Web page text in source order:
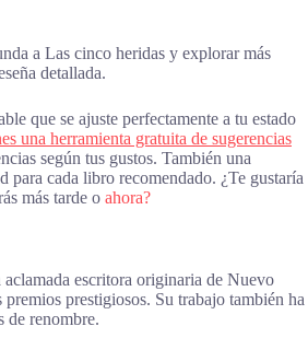
a Las cinco heridas y explorar más
detallada.
que se ajuste perfectamente a tu estado
una herramienta gratuita de sugerencias
según tus gustos. También una
para cada libro recomendado. ¿Te gustaría
más tarde o ahora?
escritora originaria de Nuevo
prestigiosos. Su trabajo también ha
de renombre.